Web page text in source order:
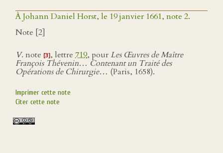
À Johann Daniel Horst, le 19 janvier 1661, note 2.
Note [2]
V. note [3], lettre 719, pourLes Œuvres de Maître
François Thévenin… Contenant un Traité des
Opérations de Chirurgie… (Paris, 1658).
Imprimer cette note
Citer cette note